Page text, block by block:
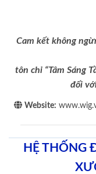
Cam kết không
tôn chỉ “Tâm Sáng
đối
Website:
HỆ THỐNG